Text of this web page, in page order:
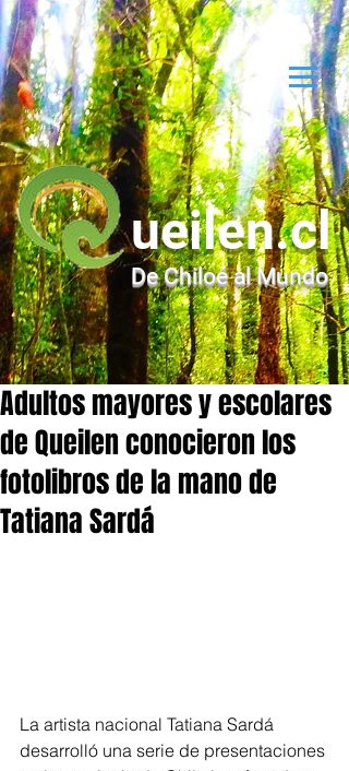
ueilen.cl
De Chiloé al Mundo
Adultos mayores y escolares
de Queilen conocieron los
fotolibros de la mano de
Tatiana Sardá
La artista nacional Tatiana Sardá
desarrolló una serie de presentaciones